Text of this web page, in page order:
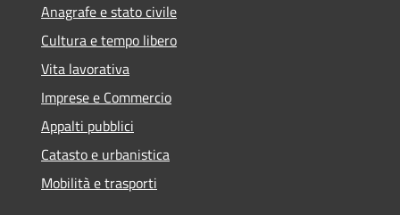
Anagrafe e stato civile
Cultura e tempo libero
Vita lavorativa
Imprese e Commercio
Appalti pubblici
Catasto e urbanistica
Mobilità e trasporti